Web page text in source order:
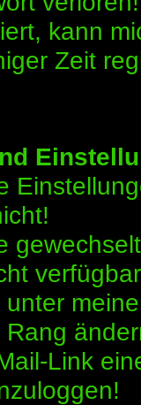
kann
Zeit
Link